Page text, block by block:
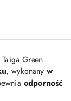
Green
, wykonany w
odporność